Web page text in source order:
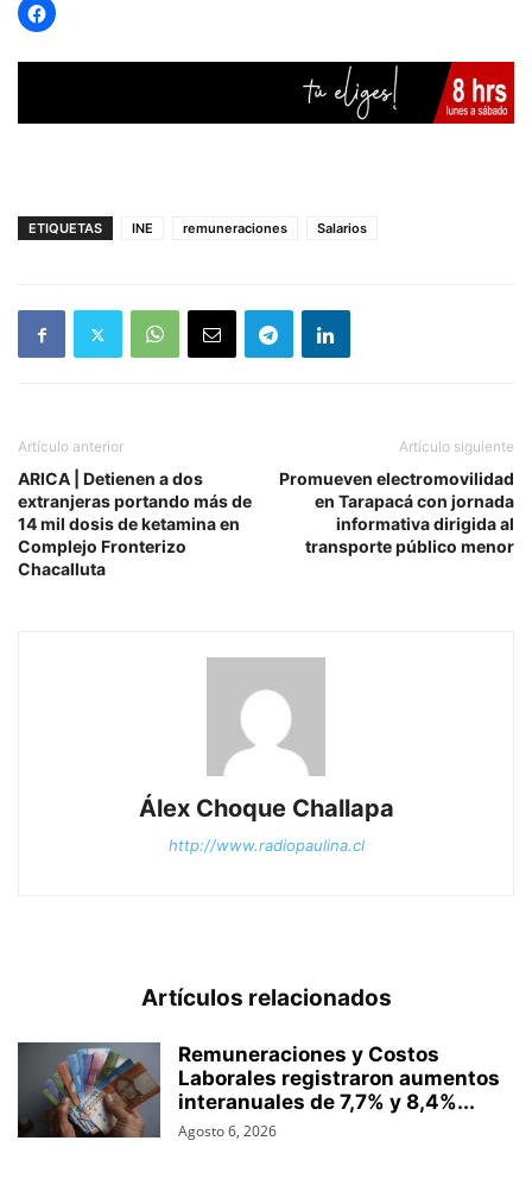
ETIQUETAS INE remuneraciones Salarios
Artículo anterior
ARICA | Detienen a dos
extranjeras portando más de
14 mil dosis de ketamina en
Complejo Fronterizo
Chacalluta
Artículo siguiente
Promueven electromovilidad
en Tarapacá con jornada
informativa dirigida al
transporte público menor
Álex Choque Challapa
http://www.radiopaulina.cl
Artículos relacionados
Remuneraciones y Costos
Laborales registraron aumentos
interanuales de 7,7% y 8,4%...
Agosto 6, 2026